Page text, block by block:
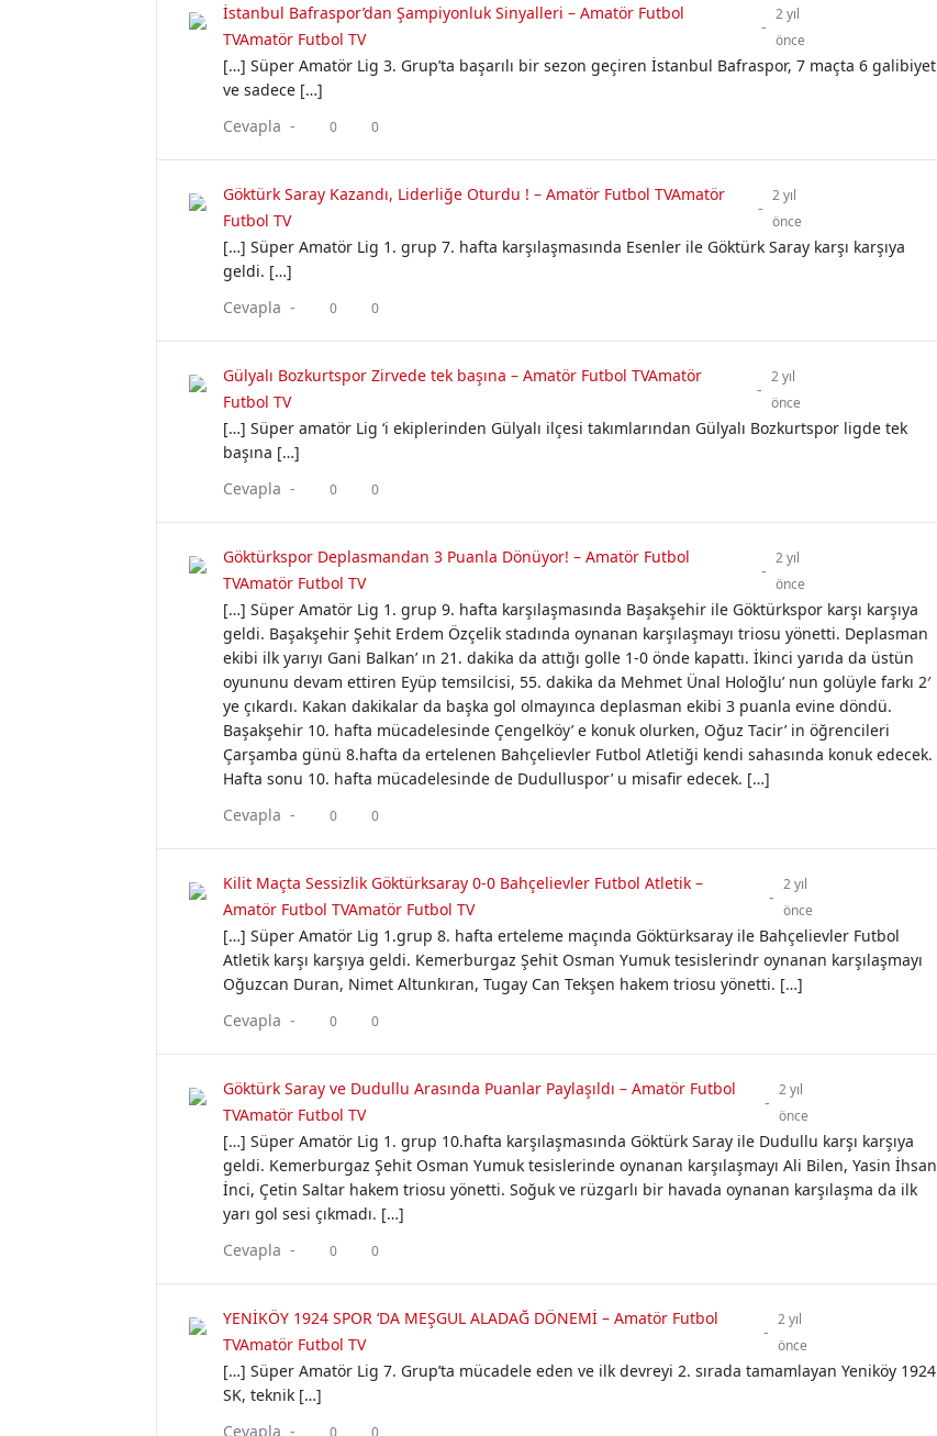
İstanbul Bafraspor’dan Şampiyonluk Sinyalleri – Amatör Futbol
TVAmatör Futbol TV
-
2 yıl
önce
[…] Süper Amatör Lig 3. Grup’ta başarılı bir sezon geçiren İstanbul Bafraspor, 7 maçta 6 galibiyet
ve sadece […]
Cevapla -
0 0
Göktürk Saray Kazandı, Liderliğe Oturdu ! – Amatör Futbol TVAmatör
Futbol TV
-
2 yıl
önce
[…] Süper Amatör Lig 1. grup 7. hafta karşılaşmasında Esenler ile Göktürk Saray karşı karşıya
geldi. […]
Cevapla -
0 0
Gülyalı Bozkurtspor Zirvede tek başına – Amatör Futbol TVAmatör
Futbol TV
-
2 yıl
önce
[…] Süper amatör Lig ‘i ekiplerinden Gülyalı ilçesi takımlarından Gülyalı Bozkurtspor ligde tek
başına […]
Cevapla -
0 0
Göktürkspor Deplasmandan 3 Puanla Dönüyor! – Amatör Futbol
TVAmatör Futbol TV
-
2 yıl
önce
[…] Süper Amatör Lig 1. grup 9. hafta karşılaşmasında Başakşehir ile Göktürkspor karşı karşıya
geldi. Başakşehir Şehit Erdem Özçelik stadında oynanan karşılaşmayı triosu yönetti. Deplasman
ekibi ilk yarıyı Gani Balkan’ ın 21. dakika da attığı golle 1-0 önde kapattı. İkinci yarıda da üstün
oyununu devam ettiren Eyüp temsilcisi, 55. dakika da Mehmet Ünal Holoğlu’ nun golüyle farkı 2′
ye çıkardı. Kakan dakikalar da başka gol olmayınca deplasman ekibi 3 puanla evine döndü.
Başakşehir 10. hafta mücadelesinde Çengelköy’ e konuk olurken, Oğuz Tacir’ in öğrencileri
Çarşamba günü 8.hafta da ertelenen Bahçelievler Futbol Atletiği kendi sahasında konuk edecek.
Hafta sonu 10. hafta mücadelesinde de Dudulluspor’ u misafir edecek. […]
Cevapla -
0 0
Kilit Maçta Sessizlik Göktürksaray 0-0 Bahçelievler Futbol Atletik –
Amatör Futbol TVAmatör Futbol TV
-
2 yıl
önce
[…] Süper Amatör Lig 1.grup 8. hafta erteleme maçında Göktürksaray ile Bahçelievler Futbol
Atletik karşı karşıya geldi. Kemerburgaz Şehit Osman Yumuk tesislerindr oynanan karşılaşmayı
Oğuzcan Duran, Nimet Altunkıran, Tugay Can Tekşen hakem triosu yönetti. […]
Cevapla -
0 0
Göktürk Saray ve Dudullu Arasında Puanlar Paylaşıldı – Amatör Futbol
TVAmatör Futbol TV
-
2 yıl
önce
[…] Süper Amatör Lig 1. grup 10.hafta karşılaşmasında Göktürk Saray ile Dudullu karşı karşıya
geldi. Kemerburgaz Şehit Osman Yumuk tesislerinde oynanan karşılaşmayı Ali Bilen, Yasin İhsan
İnci, Çetin Saltar hakem triosu yönetti. Soğuk ve rüzgarlı bir havada oynanan karşılaşma da ilk
yarı gol sesi çıkmadı. […]
Cevapla -
0 0
YENİKÖY 1924 SPOR ‘DA MEŞGUL ALADAĞ DÖNEMİ – Amatör Futbol
TVAmatör Futbol TV
-
2 yıl
önce
[…] Süper Amatör Lig 7. Grup’ta mücadele eden ve ilk devreyi 2. sırada tamamlayan Yeniköy 1924
SK, teknik […]
Cevapla -
0 0